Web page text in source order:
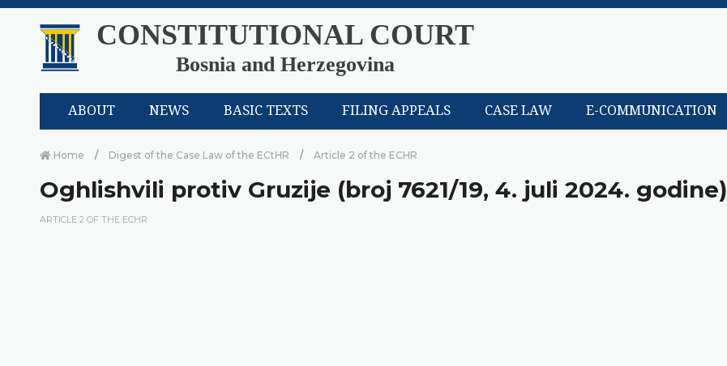
CONSTITUTIONAL COURT
Bosnia and Herzegovina
ABOUT NEWS BASIC TEXTS FILING APPEALS CASE LAW E-COMMUNICATION
Home Digest of the Case Law of the ECtHR Article 2 of the ECHR
Oghlishvili protiv Gruzije (broj 7621/19, 4. juli 2024. godine)
ARTICLE 2 OF THE ECHR